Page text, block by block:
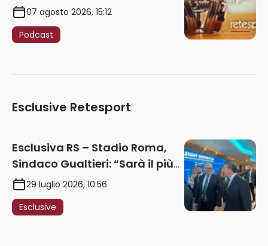
07 agosto 2026, 15:12
Podcast
Esclusive Retesport
Esclusiva RS – Stadio Roma,
Sindaco Gualtieri: “Sarà il più
iconico del mondo. Assoluta
unità politica. Prima pietra nel
2027. Ricorsi strumentali?
29 luglio 2026, 10:56
Esclusive